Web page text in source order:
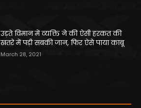
उड़ते विमान में व्यक्ति ने की ऐसी हरकत की
खतरे में पड़ी सबकी जान, फिर ऐसे पाया काबू
March 28, 2021